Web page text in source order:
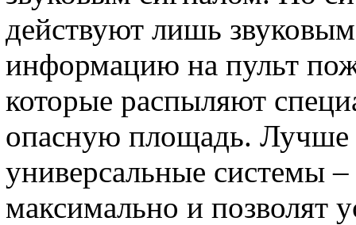
действуют лишь
информацию на пульт
которые распыляют
опасную площадь. Лучше
универсальные системы
максимально и позволят